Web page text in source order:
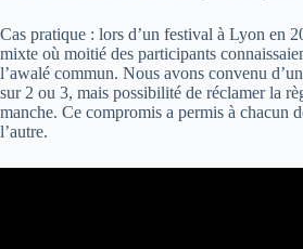
Cas pratique : lors d’un festival à Lyon en
mixte où moitié des participants
l’awalé commun. Nous avons convenu
sur 2 ou 3, mais possibilité de réclamer la
manche. Ce compromis a permis à chacun
l’autre.